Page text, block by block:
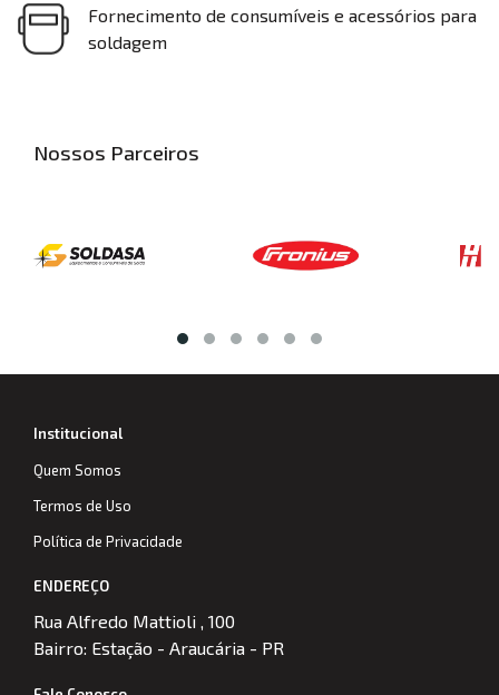
Fornecimento de consumíveis e acessórios para
soldagem
Nossos Parceiros
Institucional
Quem Somos
Termos de Uso
Política de Privacidade
ENDEREÇO
Rua Alfredo Mattioli , 100
Bairro: Estação - Araucária - PR